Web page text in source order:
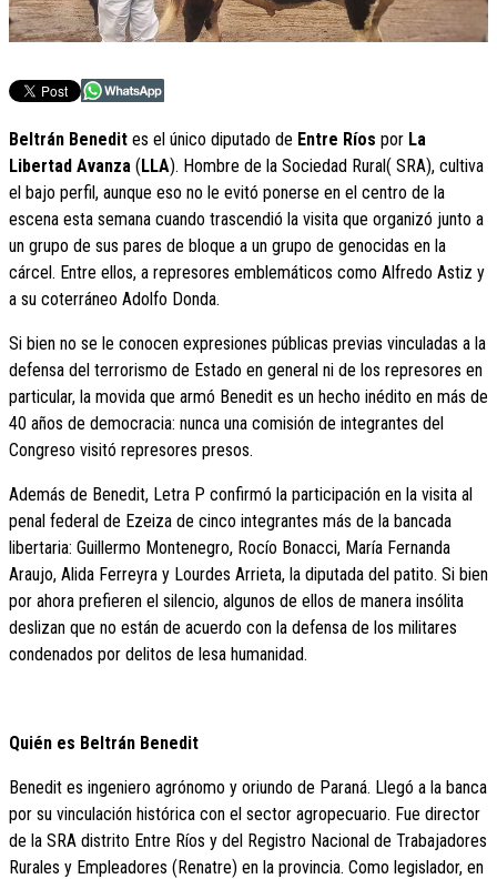
Beltrán Benedit es el único diputado de Entre Ríos por La
Libertad Avanza (LLA). Hombre de la Sociedad Rural( SRA), cultiva
el bajo perfil, aunque eso no le evitó ponerse en el centro de la
escena esta semana cuando trascendió la visita que organizó junto a
un grupo de sus pares de bloque a un grupo de genocidas en la
cárcel. Entre ellos, a represores emblemáticos como Alfredo Astiz y
a su coterráneo Adolfo Donda.
Si bien no se le conocen expresiones públicas previas vinculadas a la
defensa del terrorismo de Estado en general ni de los represores en
particular, la movida que armó Benedit es un hecho inédito en más de
40 años de democracia: nunca una comisión de integrantes del
Congreso visitó represores presos.
Además de Benedit, Letra P confirmó la participación en la visita al
penal federal de Ezeiza de cinco integrantes más de la bancada
libertaria: Guillermo Montenegro, Rocío Bonacci, María Fernanda
Araujo, Alida Ferreyra y Lourdes Arrieta, la diputada del patito. Si bien
por ahora prefieren el silencio, algunos de ellos de manera insólita
deslizan que no están de acuerdo con la defensa de los militares
condenados por delitos de lesa humanidad.
Quién es Beltrán Benedit
Benedit es ingeniero agrónomo y oriundo de Paraná. Llegó a la banca
por su vinculación histórica con el sector agropecuario. Fue director
de la SRA distrito Entre Ríos y del Registro Nacional de Trabajadores
Rurales y Empleadores (Renatre) en la provincia. Como legislador, en